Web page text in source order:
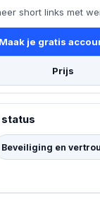
short links met
Maak je gratis
Prijs
Beveiliging en